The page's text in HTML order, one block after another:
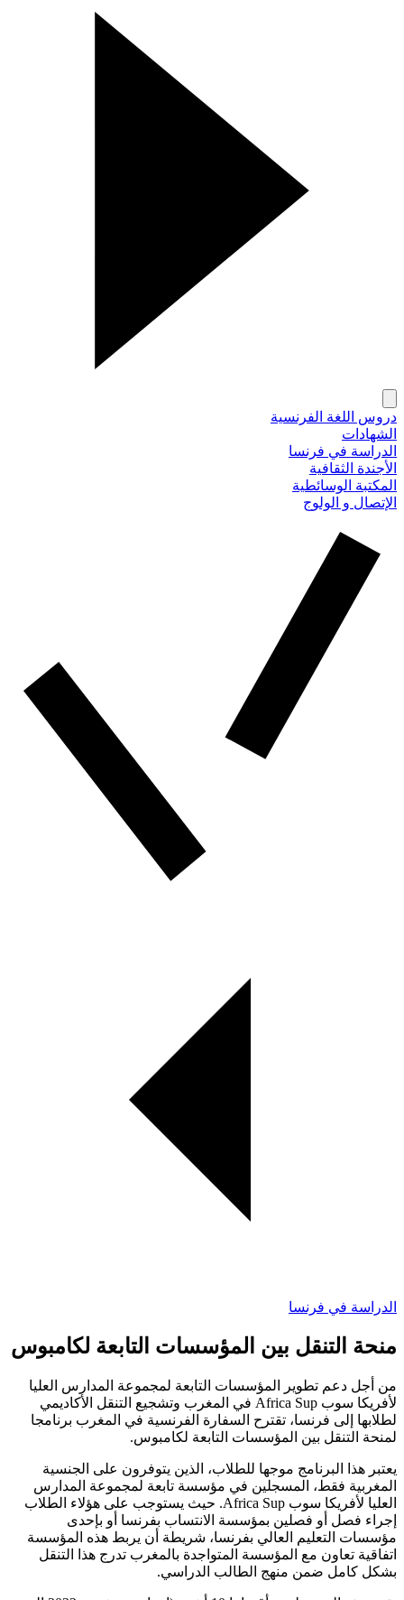
دروس اللغة الفرنسية
الشهادات
الدراسة في فرنسا
الأجندة الثقافية
المكتبة الوسائطية
الإتصال و الولوج
الدراسة في فرنسا
منحة التنقل بين المؤسسات التابعة لكامبوس
من أجل دعم تطوير المؤسسات التابعة لمجموعة المدارس العليا
لأفريكا سوب Africa Sup في المغرب وتشجيع التنقل الأكاديمي
لطلابها إلى فرنسا، تقترح السفارة الفرنسية في المغرب برنامجا
لمنحة التنقل بين المؤسسات التابعة لكامبوس.
يعتبر هذا البرنامج موجها للطلاب، الذين يتوفرون على الجنسية
المغربية فقط، المسجلين في مؤسسة تابعة لمجموعة المدارس
العليا لأفريكا سوب Africa Sup. حيث يستوجب على هؤلاء الطلاب
إجراء فصل أو فصلين بمؤسسة الانتساب بفرنسا أو بإحدى
مؤسسات التعليم العالي بفرنسا، شريطة أن يربط هذه المؤسسة
اتفاقية تعاون مع المؤسسة المتواجدة بالمغرب تدرج هذا التنقل
بشكل كامل ضمن منهج الطالب الدراسي.